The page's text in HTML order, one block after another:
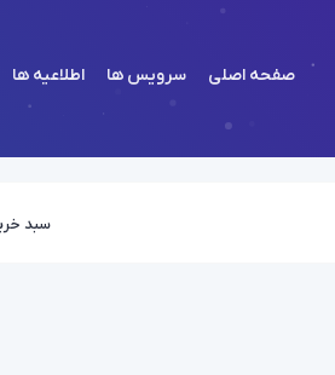
صفحه اصلی سرویس ها اطلاعیه ها
سبد